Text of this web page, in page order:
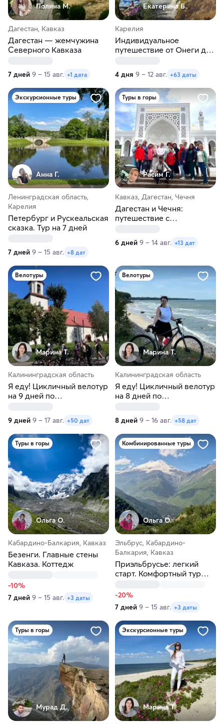
Полина М.
Дагестан, Кавказ
Дагестан — жемчужина
Северного Кавказа
7 дней 9 – 15 авг. +1 дата
Екатерина Б.
Карелия
Индивидуальное
путешествие от Онеги до
4 дня 9 – 12 авг. +63 даты
Экскурсионные туры
Анна Г.
Ленинградская область,
Карелия
Петербург и Рускеальская
сказка. Тур на 7 дней
7 дней 9 – 15 авг. +8 дат
Туры в горы
Расим Г.
Кавказ, Дагестан, Чечня
Дагестан и Чечня:
путешествие с
6 дней 9 – 14 авг. +13 дат
Велотуры
Марина Т.
Калининградская область
Я еду! Цикличный велотур
на 9 дней по
9 дней 9 – 17 авг. +50 дат
Велотуры
Марина Т.
Калининградская область
Я еду! Цикличный велотур
на 8 дней по
8 дней 9 – 16 авг. +58 дат
Туры в горы
Ольга О.
Кабардино-Балкария, Кавказ
Безенги. Главные стены
Кавказа. Коттедж
-10%
7 дней 9 – 15 авг. +3 даты
Комбинированные туры
Ольга О.
Эльбрус, Кабардино-
Балкария, Кавказ
Приэльбрусье: легкий
старт. Комфортный тур
-20%
7 дней 9 – 15 авг. +3 даты
Туры в горы
Мурад Д.
Экскурсионные туры
Марина Т.